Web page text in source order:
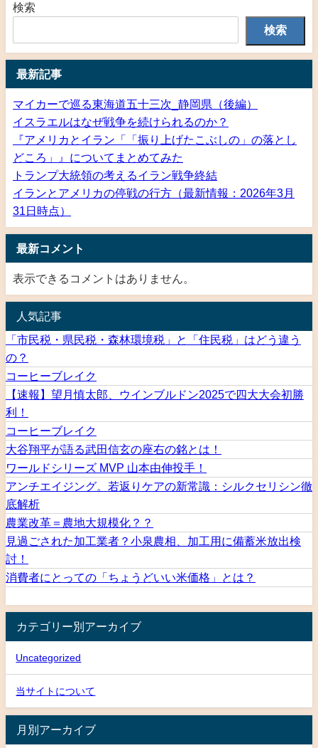
検索
検索
最新記事
マイカーで巡る東海道五十三次_静岡県（後編）
イスラエルはなぜ戦争を続けられるのか？
『アメリカとイラン「「振り上げたこぶしの」の落とし
どころ」』についてまとめてみた
トランプ大統領の考えるイラン戦争終結
イランとアメリカの停戦の行方（最新情報：2026年3月
31日時点）
最新コメント
表示できるコメントはありません。
人気記事
「市民税・県民税・森林環境税」と「住民税」はどう違う
の？
コーヒーブレイク
【速報】望月慎太郎、ウインブルドン2025で四大大会初勝
利！
コーヒーブレイク
大谷翔平が語る武田信玄の座右の銘とは！
ワールドシリーズ MVP 山本由伸投手！
アンチエイジング。若返りケアの新常識：シルクセリシン徹
底解析
農業改革＝農地大規模化？？
見過ごされた加工業者？小泉農相、加工用に備蓄米放出検
討！
消費者にとっての「ちょうどいい米価格」とは？
カテゴリー別アーカイブ
Uncategorized
当サイトについて
月別アーカイブ